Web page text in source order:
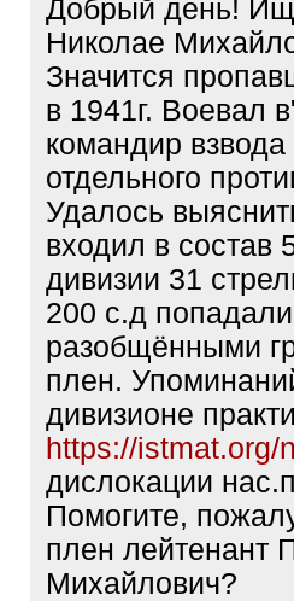
Добрый день!
Николае
Значится
в 1941г. Воевал
командир
отдельного
Удалось
входил в состав
дивизии 31
200 с.д
разобщёнными
плен.
дивизионе
https://istmat.org/
дислокации
Помогите,
плен лейтенант
Михайлович?